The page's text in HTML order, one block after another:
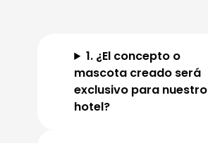
1. ¿El concepto o
mascota creado será
exclusivo para nuestro
hotel?